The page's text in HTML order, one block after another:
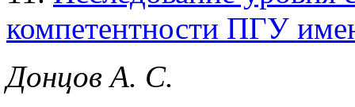
компетентности ПГУ
Донцов А. С.